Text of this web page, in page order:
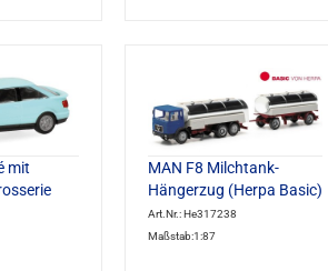
mit
MAN F8 Milchtank-
Hängerzug (Herpa Basic)
Art.Nr.: He317238
Maßstab:1:87